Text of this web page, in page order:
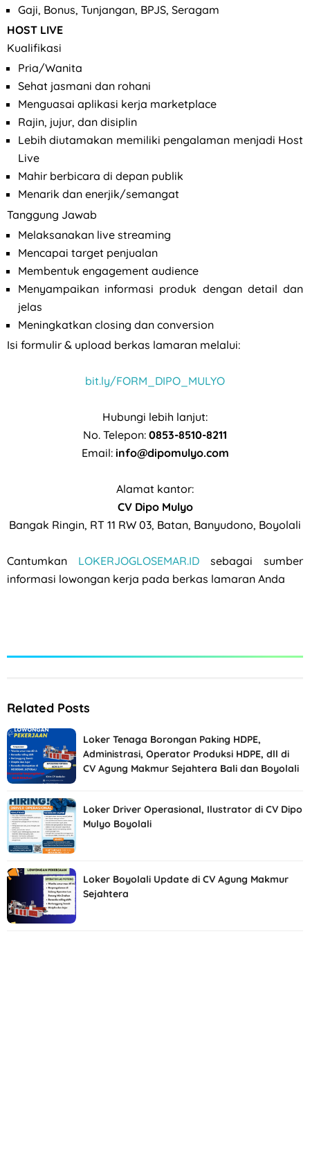
Gaji, Bonus, Tunjangan, BPJS, Seragam
HOST LIVE
Kualifikasi
Pria/Wanita
Sehat jasmani dan rohani
Menguasai aplikasi kerja marketplace
Rajin, jujur, dan disiplin
Lebih diutamakan memiliki pengalaman menjadi Host
Live
Mahir berbicara di depan publik
Menarik dan enerjik/semangat
Tanggung Jawab
Melaksanakan live streaming
Mencapai target penjualan
Membentuk engagement audience
Menyampaikan informasi produk dengan detail dan
jelas
Meningkatkan closing dan conversion
Isi formulir & upload berkas lamaran melalui:
bit.ly/FORM_DIPO_MULYO
Hubungi lebih lanjut:
No. Telepon: 0853-8510-8211
Email: info@dipomulyo.com
Alamat kantor:
CV Dipo Mulyo
Bangak Ringin, RT 11 RW 03, Batan, Banyudono, Boyolali
Cantumkan LOKERJOGLOSEMAR.ID sebagai sumber
informasi lowongan kerja pada berkas lamaran Anda
Related Posts
Loker Tenaga Borongan Paking HDPE,
Administrasi, Operator Produksi HDPE, dll di
CV Agung Makmur Sejahtera Bali dan Boyolali
Loker Driver Operasional, Ilustrator di CV Dipo
Mulyo Boyolali
Loker Boyolali Update di CV Agung Makmur
Sejahtera